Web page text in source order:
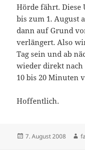
Hörde fährt.
bis zum 1. August
dann auf Grund
verlängert. Also
Tag sein und ab
wieder direkt
10 bis 20 Minuten
Hoffentlich.
Veröffentlicht
7. August 2008